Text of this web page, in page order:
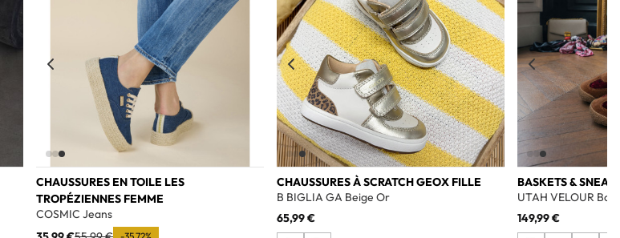
CHAUSSURES EN TOILE LES
TROPÉZIENNES FEMME
COSMIC Jeans
CHAUSSURES À SCRATCH GEOX FILLE
B BIGLIA GA Beige Or
65,99 €
BASKETS &
UTAH VELOUR
149,99 €